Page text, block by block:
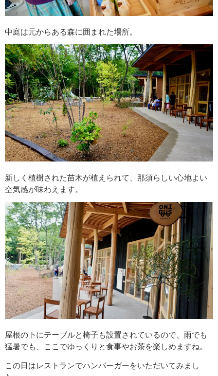
中庭は元からある森に囲まれた場所。
新しく植樹された苗木が植えられて、那須らしい心地よい
空気感が味わえます。
屋根の下にテーブルと椅子も設置されているので、雨でも
猛暑でも、ここでゆっくりと食事やお茶を楽しめますね。
この日はレストランでハンバーガーをいただいてみまし